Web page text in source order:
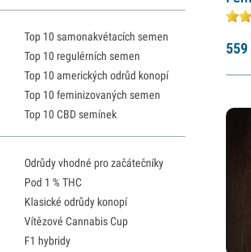
559
Fastbuds
(12)
Female Seeds
(17)
French Touch Seeds (9)
G13 Labs (5)
Garden of Green (31)
Genehtik Seeds (5)
Greenhouse Seeds (54)
Growers Choice
Top 10 samonakvétacích semen
Top 10 regulérních semen
Top 10 amerických odrůd konopí
Top 10 feminizovaných semen
Top 10 CBD semínek
Odrůdy vhodné pro začátečníky
Pod 1 % THC
Klasické odrůdy konopí
Vítězové Cannabis Cup
F1 hybridy